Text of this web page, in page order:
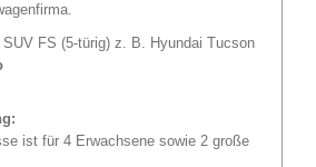
SUV FS (5-türig) z. B. Hyundai Tucson
ist für 4 Erwachsene sowie 2 große